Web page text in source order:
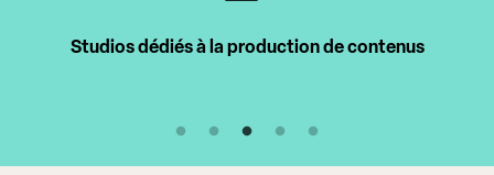
Intervenants professionnels